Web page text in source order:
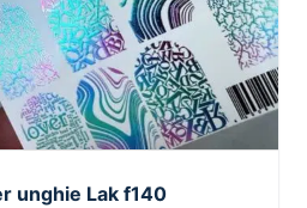
unghie Lak f140